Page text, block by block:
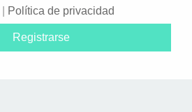
Política de privacidad
Registrarse